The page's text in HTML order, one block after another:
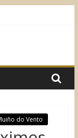
do Vento